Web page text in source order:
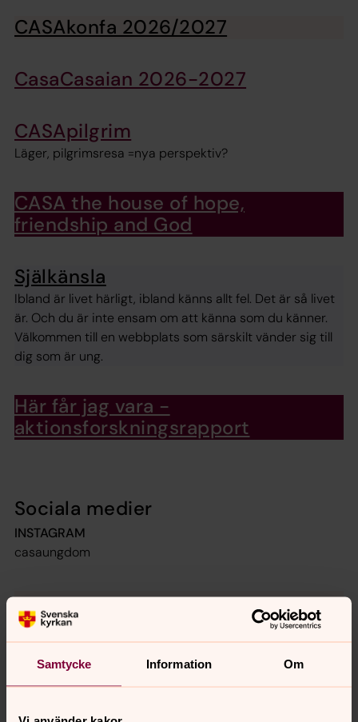
Samtycke Information Om
CASAkonfa 2026/2027
CasaCasaian 2026-2027
CASApilgrim
Läger, pilgrimsresa =nya perspektiv?
CASA the house of hope,
friendship and God
Själkänsla
Ibland är livet härligt, ibland känns allt fel. Det är så livet
är. Och du är inte ensam om att känna som du känner.
Välkommen till en webbplats som särskilt vänder sig till
dig som är ung.
Här får jag vara -
aktionsforskningsrapport
Sociala medier
INSTAGRAM
casaungdom
Johan Garde
Direkt:0143-298 51